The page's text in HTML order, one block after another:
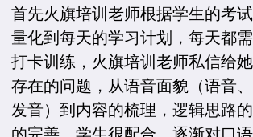
首先火旗培训老师根据学生的考
量化到每天的学习计划，每天都
打卡训练，火旗培训老师私信给
存在的问题，从语音面貌（语音、
发音）到内容的梳理，逻辑思路